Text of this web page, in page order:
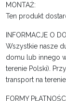
MONTAŻ:
Ten produkt
INFORMACJE O
Wszystkie nasze
domu lub innego
terenie Polski).
transport na
FORMY